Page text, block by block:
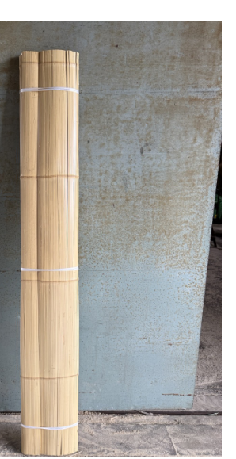
と。 用途を決めつけず、別の使い方を
た小さな積み重ねが、竹という素材の
でにない空間づくりや特殊な納まりの提
だと思います。 竹定商店では、これ
かしながら、建築・店舗内装・空間演出
使い方を考えていきます。
るのではなく、複数枚を重ねて積層
て使用します。 平割竹を積層する大き
にくくなることです。 竹はしなやかさ
長尺で使用する場合、そのままでは撓
。そこで複数枚を積層することで、厚
ルーバー材として安定した状態で使用し
た、積層することで竹材自体に厚みが
スで固定することが可能になりま
せずに納めやすくなるため、意匠性を
も適しています。 さらに、撓みを抑え
必要な桟の数を減らせる可能性があり
箇所を少なくできれば、施工性の向上
た納まりにもつながります。 ◼️4メー
について 長尺の竹材は、材料の確保か
常よりも難易度が高くなります。 特に
・曲がり・割れ・節の位置などを確認し
あるため、事前の準備期間が重要にな
は、納期に余裕をいただければ、今回
の特注平割竹にも対応可能です。 店舗
商業施設、和モダン空間などで、長尺